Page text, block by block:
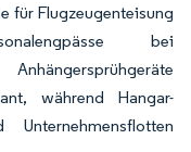
für Flugzeugenteisung
bei
während Hangar-